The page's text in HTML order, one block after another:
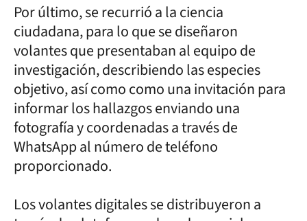
Por último, se recurrió a la ciencia
ciudadana, para lo que se diseñaron
volantes que presentaban al equipo de
investigación, describiendo las especies
objetivo, así como como una invitación para
informar los hallazgos enviando una
fotografía y coordenadas a través de
WhatsApp al número de teléfono
proporcionado.
Los volantes digitales se distribuyeron a